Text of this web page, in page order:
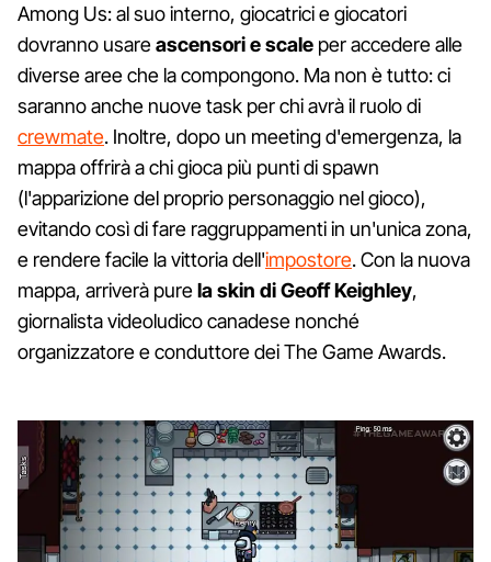
Among Us: al suo interno, giocatrici e giocatori
dovranno usareascensori e scale per accedere alle
diverse aree che la compongono. Ma non è tutto: ci
saranno anche nuove task per chi avrà il ruolo di
crewmate. Inoltre, dopo un meeting d'emergenza, la
mappa offrirà a chi gioca più punti di spawn
(l'apparizione del proprio personaggio nel gioco),
evitando così di fare raggruppamenti in un'unica zona,
e rendere facile la vittoria dell'impostore. Con la nuova
mappa, arriverà purela skin di Geoff Keighley,
giornalista videoludico canadese nonché
organizzatore e conduttore dei The Game Awards.